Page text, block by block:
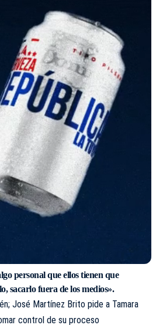
personal que ellos tienen que
sacarlo fuera de los medios».
José Martínez Brito pide a Tamara
control de su proceso